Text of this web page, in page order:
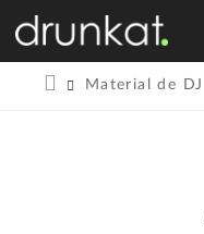
Material de DJ